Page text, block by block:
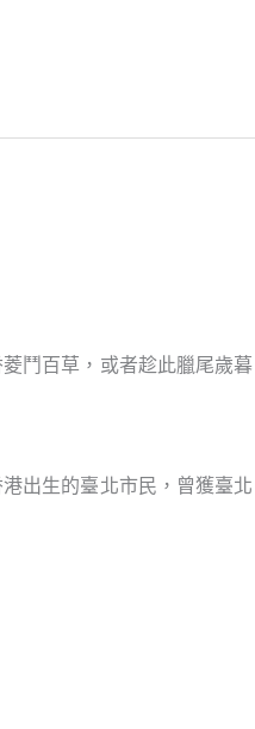
鬥百草，或者趁此臘尾歲
出生的臺北市民，曾獲臺北